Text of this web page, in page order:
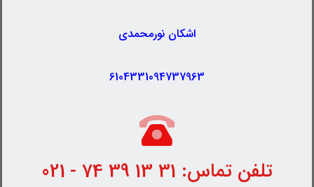
اشکان نورمحمدی
6104331094737963
تلفن تماس: 31 13 39 74 - 021